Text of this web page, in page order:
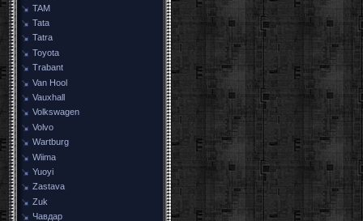
TAM
Tata
Tatra
Toyota
Trabant
Van Hool
Vauxhall
Volkswagen
Volvo
Wartburg
Wiima
Yuoyi
Zastava
Zuk
Чавдар